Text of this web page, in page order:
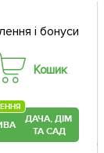
і бонуси
Кошик
ДАЧА, ДІМ
ТА САД